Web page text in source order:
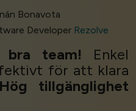
Bonavota
Developer Rezolve
bra team! Enkel
för att klara
Hög tillgänglighet